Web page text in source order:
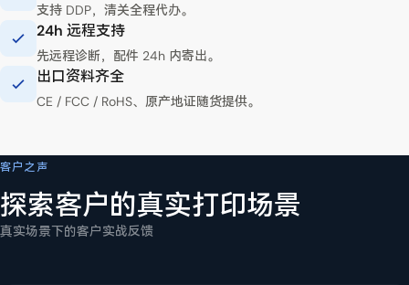
支持 DDP，清关全程代办。
24h 远程支持
先远程诊断，配件 24h 内寄出。
出口资料齐全
CE / FCC / RoHS、原产地证随货提供。
YOWILL 全球物流
客户之声
探索客户的真实打印场景
真实场景下的客户实战反馈